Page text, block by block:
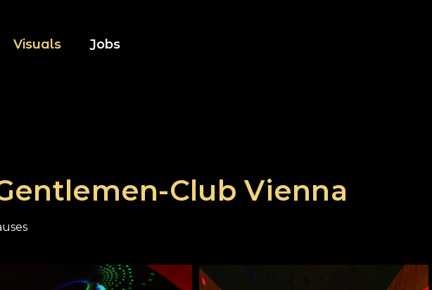
Visuals Jobs
Club Vienna